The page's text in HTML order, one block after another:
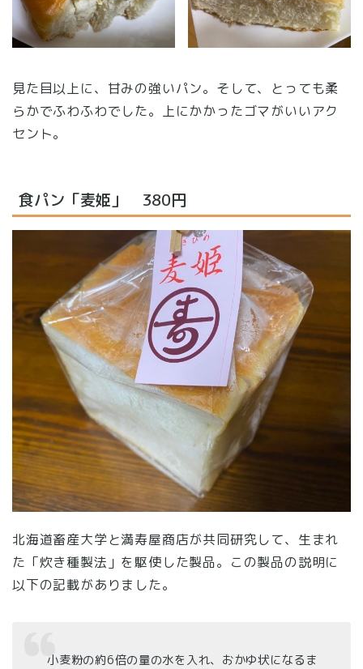
見た目以上に、甘みの強いパン。そして、とっても柔
らかでふわふわでした。上にかかったゴマがいいアク
セント。
食パン「麦姫」 380円
北海道畜産大学と満寿屋商店が共同研究して、生まれ
た「炊き種製法」を駆使した製品。この製品の説明に
以下の記載がありました。
小麦粉の約6倍の量の水を入れ、おかゆ状になるま